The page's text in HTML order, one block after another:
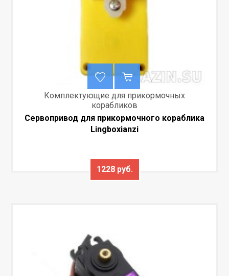
Комплектующие для прикормочных
корабликов
Сервопривод для прикормочного кораблика
Lingboxianzi
1228 руб.